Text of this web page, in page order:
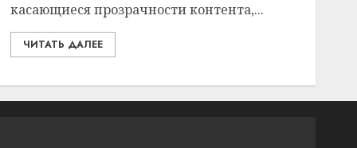
касающиеся прозрачности контента,...
ЧИТАТЬ ДАЛЕЕ